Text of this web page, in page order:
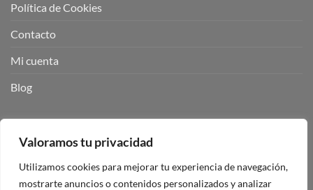
Valoramos tu privacidad
Utilizamos cookies para mejorar tu experiencia de navegación,
mostrarte anuncios o contenidos personalizados y analizar
Política de Cookies
Contacto
Mi cuenta
Blog